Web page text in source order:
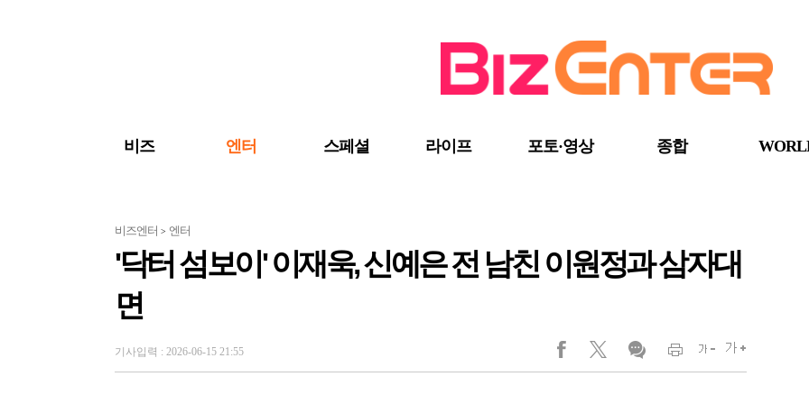
비즈 엔터 스페셜 라이프 포토·영상 종합
비즈엔터 > 엔터
'닥터 섬보이' 이재욱, 신예은 전 남친 이원정과 삼자대
면
기사입력 : 2026-06-15 21:55